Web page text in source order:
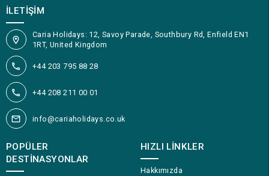
İLETIŞIM
Caria Holidays: 12, Savoy Parade, Southbury Rd, Enfield EN1
1RT, United Kingdom
+44 203 795 88 28
+44 208 211 00 01
info@cariaholidays.co.uk
POPÜLER
DESTINASYONLAR
HIZLI LINKLER
Hakkımızda